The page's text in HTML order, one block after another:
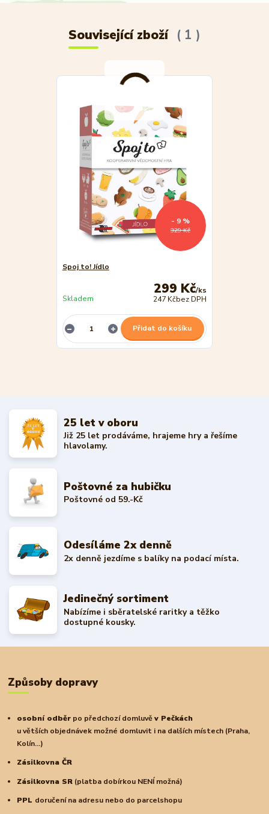
Související zboží 1
329 Kč
- 9 %
Spoj to! Jídlo
299 Kč/ks
247 Kčbez DPH
Skladem
Přidat do košíku
25 let v oboru
Již 25 let prodáváme, hrajeme hry a řešíme
hlavolamy.
Poštovné za hubičku
Poštovné od 59.-Kč
Odesíláme 2x denně
2x denně jezdíme s balíky na podací místa.
Jedinečný sortiment
Nabízíme i sběratelské raritky a těžko
dostupné kousky.
Způsoby dopravy
osobní odběr po předchozí domluvěv Pečkách
u větších objednávek možné domluvit i na dalších místech (Praha,
Kolín...)
Zásilkovna ČR
Zásilkovna SR (platba dobírkou NENÍ možná)
PPL doručení na adresu nebo do parcelshopu